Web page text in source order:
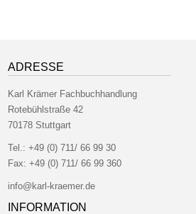
ADRESSE
Karl Krämer Fachbuchhandlung
Rotebühlstraße 42
70178 Stuttgart
Tel.:+49 (0) 711/ 66 99 30
Fax: +49 (0) 711/ 66 99 360
info@karl-kraemer.de
INFORMATION